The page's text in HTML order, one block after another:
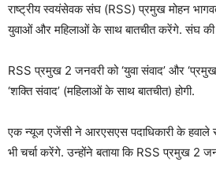
राष्ट्रीय स्वयंसेवक संघ (RSS) प्रमुख मोहन
युवाओं और महिलाओं के साथ बातचीत करेंगे. संघ की
RSS प्रमुख 2 जनवरी को ‘युवा संवाद’ और
‘शक्ति संवाद’ (महिलाओं के साथ बातचीत) होगी.
एक न्यूज एजेंसी ने आरएसएस पदाधिकारी के हवाले
भी चर्चा करेंगे. उन्होंने बताया कि RSS प्रमुख 2